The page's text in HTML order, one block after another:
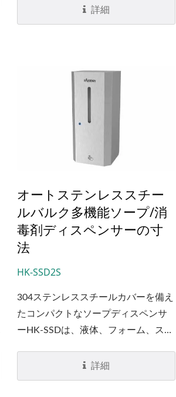
ステンレススチール#304で作られ、
繊細なアークエッジが特徴です。こ
ために再充填可能で、エネルギーを
節約できるため（メンテナンスが容
サーの低バッテリーなどの状態を示
ーが点滅することがあります。
詳細
オートステンレススチー
ルバルク多機能ソープ/消
毒剤ディスペンサーの寸
法
HK-SSD2S
304ステンレススチールカバーを備え
たコンパクトなソープディスペンサ
ーHK-SSDは、液体、フォーム、スプ
交換可能なポンプシステムを持って
います。ソープポンプを簡単に交換
詳細